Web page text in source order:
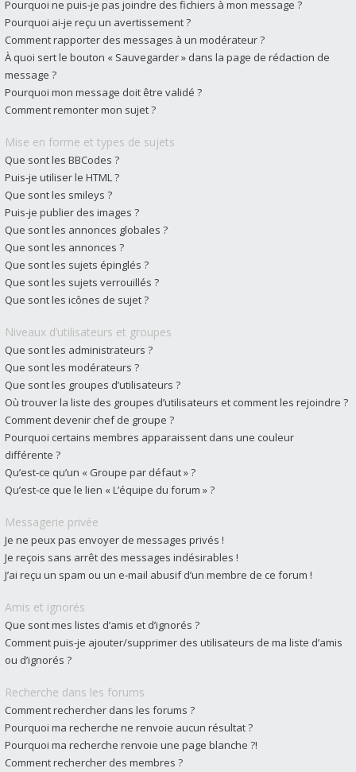
Pourquoi ne puis-je pas joindre des fichiers à mon message ?
Pourquoi ai-je reçu un avertissement ?
Comment rapporter des messages à un modérateur ?
À quoi sert le bouton « Sauvegarder » dans la page de rédaction de
message ?
Pourquoi mon message doit être validé ?
Comment remonter mon sujet ?
Mise en forme et types de sujets
Que sont les BBCodes ?
Puis-je utiliser le HTML ?
Que sont les smileys ?
Puis-je publier des images ?
Que sont les annonces globales ?
Que sont les annonces ?
Que sont les sujets épinglés ?
Que sont les sujets verrouillés ?
Que sont les icônes de sujet ?
Niveaux d’utilisateurs et groupes
Que sont les administrateurs ?
Que sont les modérateurs ?
Que sont les groupes d’utilisateurs ?
Où trouver la liste des groupes d’utilisateurs et comment les rejoindre ?
Comment devenir chef de groupe ?
Pourquoi certains membres apparaissent dans une couleur
différente ?
Qu’est-ce qu’un « Groupe par défaut » ?
Qu’est-ce que le lien « L’équipe du forum » ?
Messagerie privée
Je ne peux pas envoyer de messages privés !
Je reçois sans arrêt des messages indésirables !
J’ai reçu un spam ou un e-mail abusif d’un membre de ce forum !
Amis et ignorés
Que sont mes listes d’amis et d’ignorés ?
Comment puis-je ajouter/supprimer des utilisateurs de ma liste d’amis
ou d’ignorés ?
Recherche dans les forums
Comment rechercher dans les forums ?
Pourquoi ma recherche ne renvoie aucun résultat ?
Pourquoi ma recherche renvoie une page blanche ?!
Comment rechercher des membres ?